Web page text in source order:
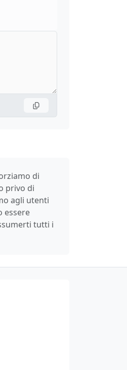
di
privo di
agli utenti
essere
tutti i